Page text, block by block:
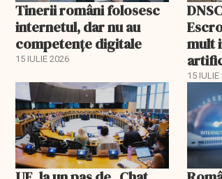
Tinerii români folosesc
internetul, dar nu au
competențe digitale
15 IULIE 2026
mult
15 IULIE